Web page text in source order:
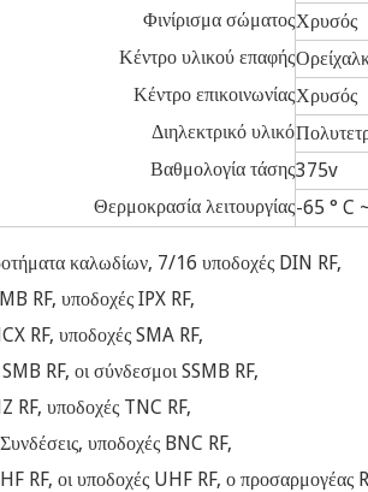
Φινίρισμα σώματοςΧρυσός
Κέντρο υλικού επαφής
Κέντρο επικοινωνίαςΧρυσός
Διηλεκτρικό υλικό
Βαθμολογία τάσης375v
Θερμοκρασία λειτουργίας-65 ° C
καλωδίων, 7/16 υποδοχές DIN RF,
RF, υποδοχές IPX RF,
RF, υποδοχές SMA RF,
RF, οι σύνδεσμοι SSMB RF,
RF, υποδοχές TNC RF,
υποδοχές BNC RF,
RF, οι υποδοχές UHF RF, ο